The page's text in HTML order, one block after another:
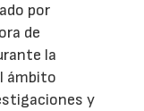
por
de
la
ámbito
y